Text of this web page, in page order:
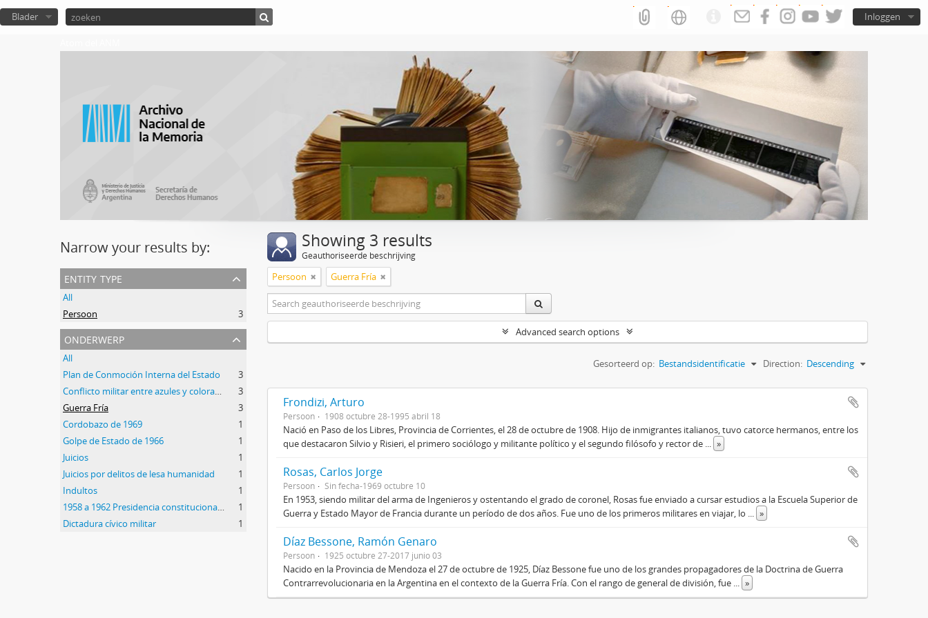
Inloggen
Blader
Narrow your results by:
entity type
All
Persoon
3
onderwerp
All
Plan de Conmoción Interna del Estado
3
3
Guerra Fría
3
Cordobazo de 1969
1
Golpe de Estado de 1966
1
Juicios
1
Juicios por delitos de lesa humanidad
1
Indultos
1
1
Dictadura cívico militar
1
Showing 3 results
Geauthoriseerde beschrijving
Persoon Guerra Fría
Advanced search options
Gesorteerd op: Bestandsidentificatie Direction: Descending
Frondizi, Arturo
Persoon 1908 octubre 28-1995 abril 18
Nació en Paso de los Libres, Provincia de Corrientes, el 28 de octubre de 1908. Hijo de inmigrantes italianos, tuvo catorce hermanos, entre los
que destacaron Silvio y Risieri, el primero sociólogo y militante político y el segundo filósofo y rector de
»
Rosas, Carlos Jorge
Persoon Sin fecha-1969 octubre 10
En 1953, siendo militar del arma de Ingenieros y ostentando el grado de coronel, Rosas fue enviado a cursar estudios a la Escuela Superior de
Guerra y Estado Mayor de Francia durante un período de dos años. Fue uno de los primeros militares en viajar, lo
»
Díaz Bessone, Ramón Genaro
Persoon 1925 octubre 27-2017 junio 03
Nacido en la Provincia de Mendoza el 27 de octubre de 1925, Díaz Bessone fue uno de los grandes propagadores de la Doctrina de Guerra
Contrarrevolucionaria en la Argentina en el contexto de la Guerra Fría. Con el rango de general de división, fue
»